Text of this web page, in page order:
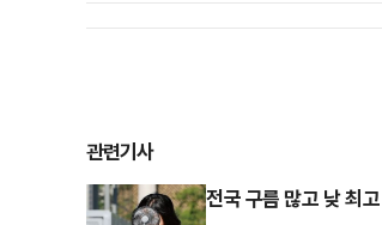
관련기사
전국 구름 많고 낮 최